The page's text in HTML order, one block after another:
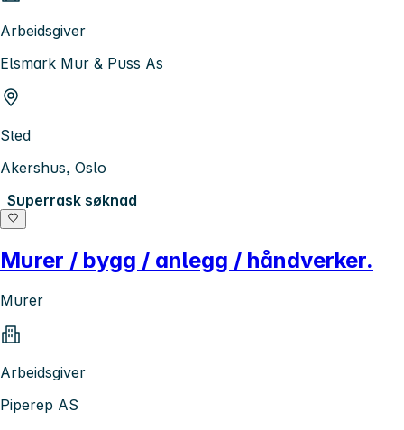
Arbeidsgiver
Elsmark Mur & Puss As
Sted
Akershus, Oslo
Superrask søknad
Murer / bygg / anlegg / håndverker.
Murer
Arbeidsgiver
Piperep AS